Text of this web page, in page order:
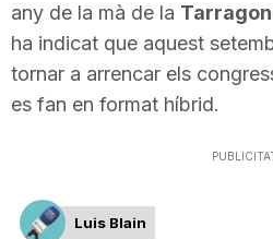
any de la mà de la
ha indicat que aquest
tornar a arrencar els
es fan en format híbrid.
Luis Blain